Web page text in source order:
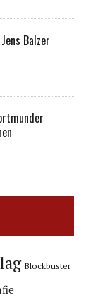
Balzer
Blockbuster